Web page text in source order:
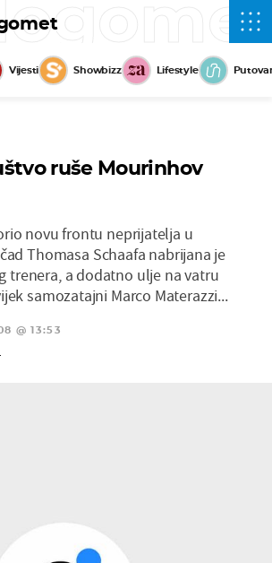
Vijesti Showbizz Lifestyle
ruše Mourinhov
novu frontu neprijatelja u
Thomasa Schaafa nabrijana je
trenera, a dodatno ulje na vatru
samozatajni Marco Materazzi...
@ 13:53